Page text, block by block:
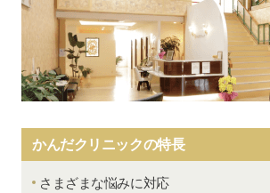
かんだクリニックの特長
さまざまな悩みに対応